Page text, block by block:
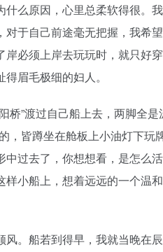
么原因，心里总柔软得很。
于自己前途毫无把握，我希
必须上岸去玩玩时，就只好
眉毛极细的妇人。
”渡过自己船上去，两脚全
，皆蹲坐在舱板上小油灯下
过去了，你想想看，是怎么
小船上，想着远远的一个温
。船若到得早，我就当晚在